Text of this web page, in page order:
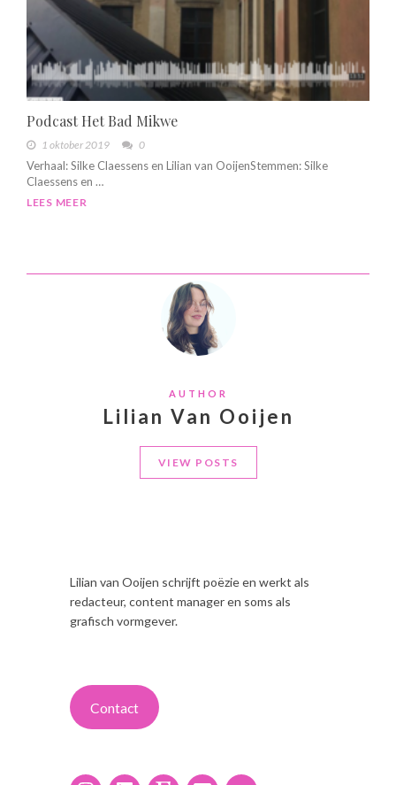
Podcast Het Bad Mikwe
1 oktober 2019 0
Verhaal: Silke Claessens en Lilian van OoijenStemmen: Silke
Claessens en …
LEES MEER
AUTHOR
Lilian Van Ooijen
VIEW POSTS
Lilian van Ooijen schrijft poëzie en werkt als
redacteur, content manager en soms als
grafisch vormgever.
Contact